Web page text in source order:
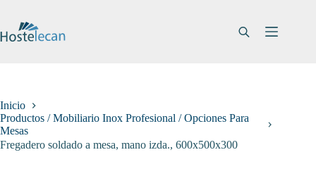
contenido
Inicio
Productos / Mobiliario Inox Profesional / Opciones Para
Mesas
Fregadero soldado a mesa, mano izda., 600x500x300